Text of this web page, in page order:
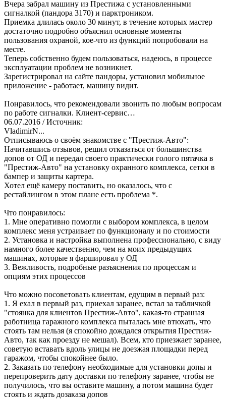
Вчера забрал машину из Престижа с установленными
сигналкой (пандора 3170) и парктроником.
Приемка длилась около 30 минут, в течение которых мастер
достаточно подробно объяснил основные моменты
пользования охраной, кое-что из функций попробовали на
месте.
Теперь собственно будем пользоваться, надеюсь, в процессе
эксплуатации проблем не возникнет.
Зарегистрировал на сайте пандоры, установил мобильное
приложение - работает, машину видит.
Понравилось, что рекомендовали звонить по любым вопросам
по работе сигналки. Клиент-сервис…
06.07.2016 / Источник:
VladimirN...
Отписываюсь о своём знакомстве с "Престиж-Авто":
Начитавшись отзывов, решил отказаться от большинства
допов от ОД и передал своего практически голого пятачка в
"Престиж-Авто" на установку охранного комплекса, сетки в
бампер и защиты картера.
Хотел ещё камеру поставить, но оказалось, что с
рестайлингом в этом плане есть проблема *.
Что понравилось:
1. Мне оперативно помогли с выбором комплекса, в целом
комплекс меня устраивает по функционалу и по стоимости
2. Установка и настройка выполнена профессионально, с виду
намного более качественно, чем на моих предыдущих
машинах, которые я фаршировал у ОД
3. Вежливость, подробные разъяснения по процессам и
опциям этих процессов
Что можно посоветовать клиентам, едущим в первый раз:
1. Я ехал в первый раз, приехал заранее, встал за табличкой
"стоянка для клиентов Престиж-Авто", какая-то странная
работница гаражного комплекса пыталась мне втюхать, что
стоять там нельзя (я спокойно дождался открытия Престиж-
Авто, так как проезду не мешал). Всем, кто приезжает заранее,
советую вставать вдоль улицы не доезжая площадки перед
гаражом, чтобы спокойнее было.
2. Заказать по телефону необходимые для установки допы и
перепроверить дату доставки по телефону заранее, чтобы не
получилось, что вы оставите машину, а потом машина будет
стоять и ждать дозаказа допов